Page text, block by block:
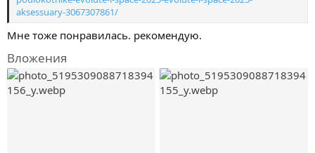
aksessuary-3067307861/
Мне тоже понравилась. рекомендую.
Вложения